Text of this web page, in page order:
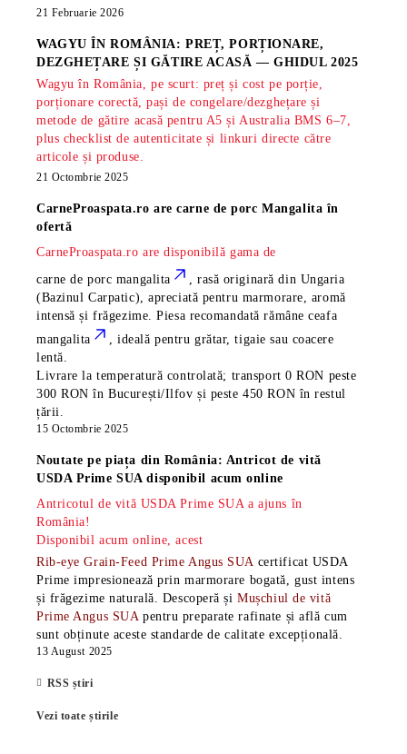
21 Februarie 2026
WAGYU ÎN ROMÂNIA: PREȚ, PORȚIONARE,
DEZGHEȚARE ȘI GĂTIRE ACASĂ — GHIDUL 2025
Wagyu în România, pe scurt: preț și cost pe porție,
porționare corectă, pași de congelare/dezghețare și
metode de gătire acasă pentru A5 și Australia BMS 6–7,
plus checklist de autenticitate și linkuri directe către
articole și produse.
21 Octombrie 2025
CarneProaspata.ro arecarne de porc Mangalita în
ofertă
CarneProaspata.ro are disponibilă gama de
carne de porc mangalita
, rasă originară din Ungaria
(Bazinul Carpatic), apreciată pentru marmorare, aromă
intensă și frăgezime. Piesa recomandată rămâneceafa
mangalita
, ideală pentru grătar, tigaie sau coacere
lentă.
Livrare la temperatură controlată; transport 0 RON peste
300 RON în București/Ilfov și peste 450 RON în restul
țării.
15 Octombrie 2025
Noutate pe piața din România: Antricot de vită
USDA Prime SUA disponibil acum online
Antricotul de vită USDA Prime SUA a ajuns în
România!
Disponibil acum online, acest
Rib-eye Grain-Feed Prime Angus SUA certificat USDA
Prime impresionează prin marmorare bogată, gust intens
și frăgezime naturală. Descoperă șiMușchiul de vită
Prime Angus SUA pentru preparate rafinate și află cum
sunt obținute aceste standarde de calitate excepțională.
13 August 2025
RSS știri
Vezi toate știrile